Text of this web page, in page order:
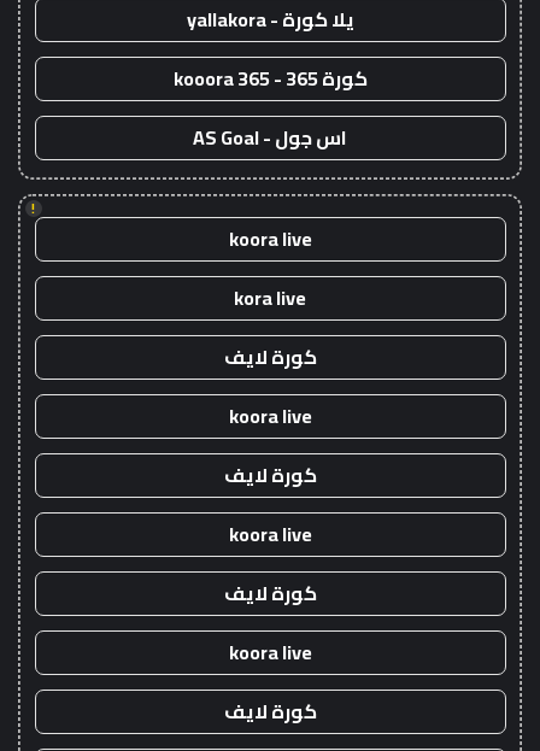
يلا كورة - yallakora
كورة 365 - kooora 365
اس جول - AS Goal
!
koora live
kora live
كورة لايف
koora live
كورة لايف
koora live
كورة لايف
koora live
كورة لايف